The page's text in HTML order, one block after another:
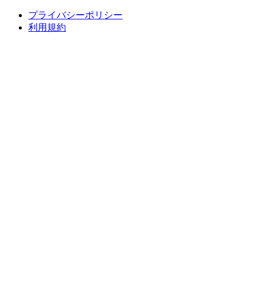
プライバシーポリシー
利用規約